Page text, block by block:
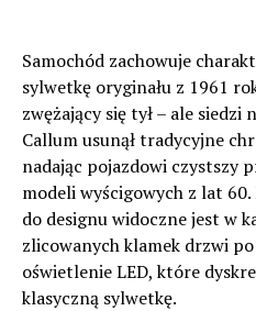
Samochód zachowuje
sylwetkę oryginału z 1961
zwężający się tył – ale siedzi
Callum usunął tradycyjne
nadając pojazdowi czystszy
modeli wyścigowych z lat
do designu widoczne jest w
zlicowanych klamek drzwi
oświetlenie LED, które
klasyczną sylwetkę.